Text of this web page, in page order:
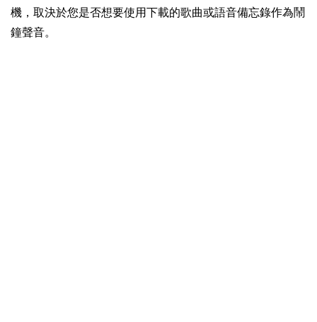
機，取決於您是否想要使用下載的歌曲或語音備忘錄作為鬧
鐘聲音。